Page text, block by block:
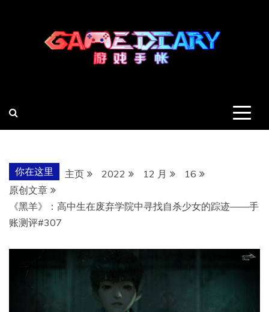
你在这里 主页 2022 12 月
16
原创文章
《黑羊》：高中生在废弃学院中寻找自杀少女的踪迹——手
账测评#307